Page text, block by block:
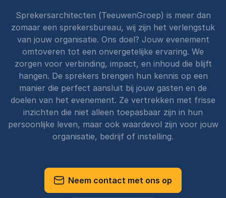
Sprekersarchitecten (TeeuwenGroep) is meer dan
zomaar een sprekersbureau, wij zijn het verlengstuk
van jouw organisatie. Ons doel? Jouw evenement
omtoveren tot een onvergetelijke ervaring. We
zorgen voor verbinding, impact, en inhoud die blijft
hangen. De sprekers brengen hun kennis op een
manier die perfect aansluit bij jouw gasten en de
doelen van het evenement. Ze vertrekken met frisse
inzichten die niet alleen toepasbaar zijn in hun
persoonlijke leven, maar ook waardevol zijn voor jouw
organisatie, bedrijf of instelling.
Neem contact met ons op